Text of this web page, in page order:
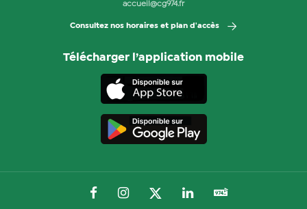
accueil@cg974.fr
Consultez nos horaires et plan d'accès
Télécharger l’application mobile